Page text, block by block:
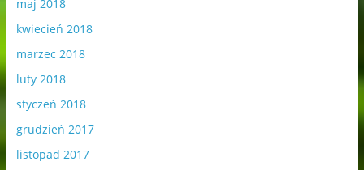
maj 2018
kwiecień 2018
marzec 2018
luty 2018
styczeń 2018
grudzień 2017
listopad 2017